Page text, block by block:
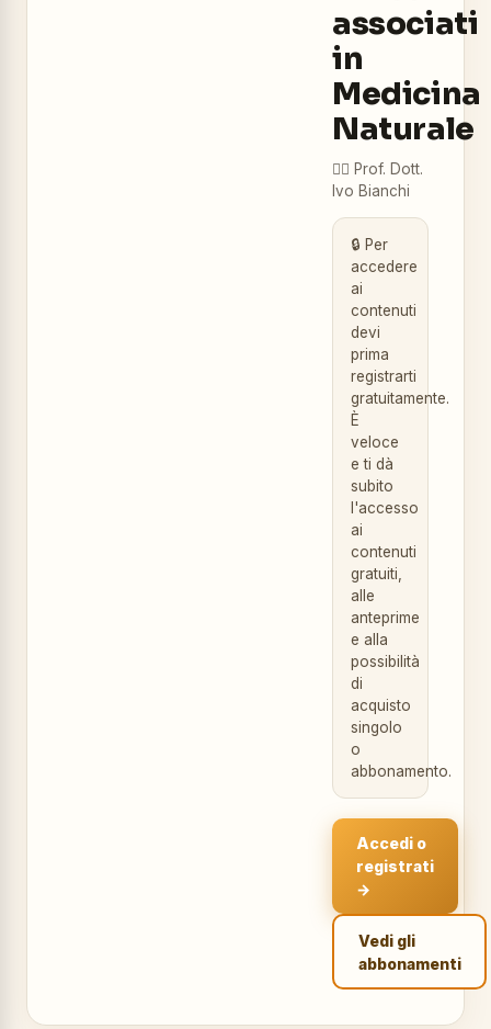
associati
in
Medicina
Naturale
👨‍⚕️ Prof. Dott.
Ivo Bianchi
🔒 Per
accedere
ai
contenuti
devi
prima
registrarti
gratuitamente.
È
veloce
e ti dà
subito
l'accesso
ai
contenuti
gratuiti,
alle
anteprime
e alla
possibilità
di
acquisto
singolo
o
abbonamento.
Accedi o
registrati
→
Vedi gli
abbonamenti